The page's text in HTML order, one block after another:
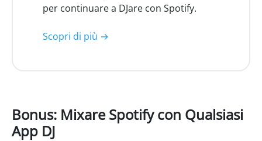
per continuare a DJare con Spotify.
Scopri di più →
Bonus: Mixare Spotify con Qualsiasi
App DJ